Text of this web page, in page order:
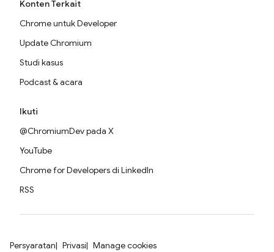
Konten Terkait
Chrome untuk Developer
Update Chromium
Studi kasus
Podcast & acara
Ikuti
@ChromiumDev pada X
YouTube
Chrome for Developers di LinkedIn
RSS
Persyaratan Privasi Manage cookies